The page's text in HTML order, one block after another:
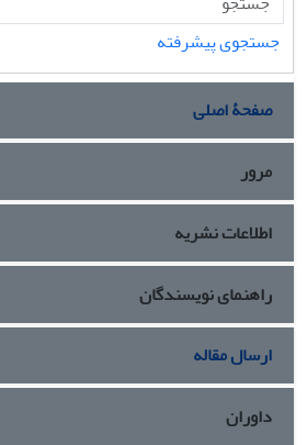
جستجوی پیشرفته
صفحۀ اصلی
مرور
اطلاعات نشریه
راهنمای نویسندگان
ارسال مقاله
داوران